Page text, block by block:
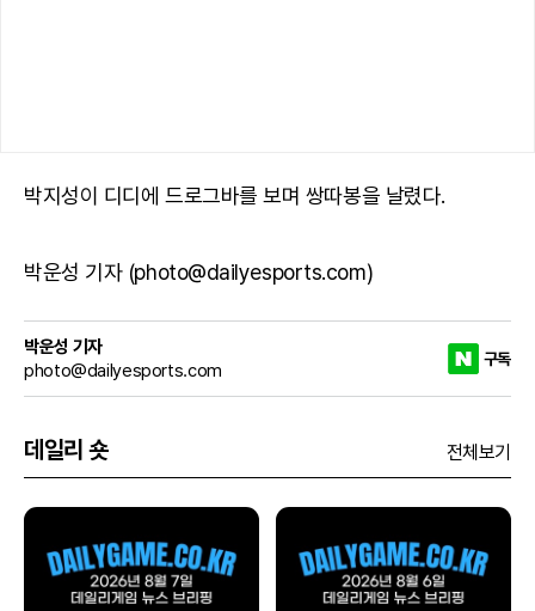
박지성이 디디에 드로그바를 보며 쌍따봉을 날렸다.
박운성 기자 (photo@dailyesports.com)
박운성 기자
photo@dailyesports.com
구독
데일리 숏 전체보기